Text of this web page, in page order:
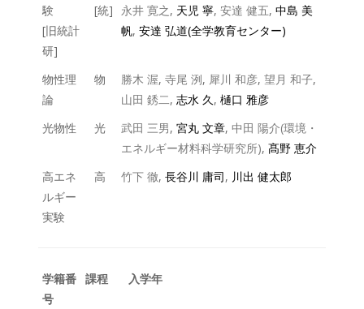
験
[旧統計
研]
[統]
永井 寛之, 天児 寧,安達 健五,中島 美
帆,安達 弘道(全学教育センター)
物性理
論
物 勝木 渥,寺尾 洌, 犀川 和彦,望月 和子,
山田 銹二,志水 久,樋口 雅彦
光物性
光 武田 三男,宮丸 文章,中田 陽介(環境・
エネルギー材料科学研究所),髙野 恵介
高エネ
ルギー
実験
高 竹下 徹,長谷川 庸司, 川出 健太郎
学籍番
号
課程 入学年